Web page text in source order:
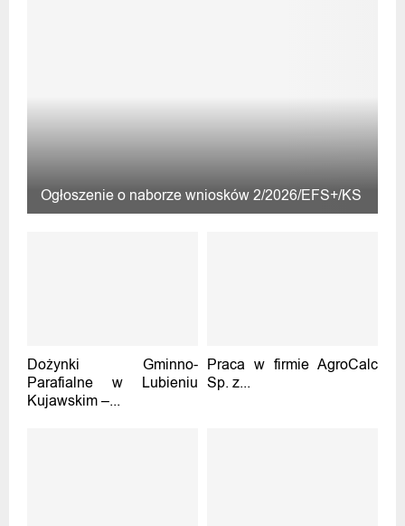
Ogłoszenie o naborze wniosków 2/2026/EFS+/KS
Dożynki Gminno-
Parafialne w Lubieniu
Kujawskim –...
Praca w firmie AgroCalc
Sp. z...